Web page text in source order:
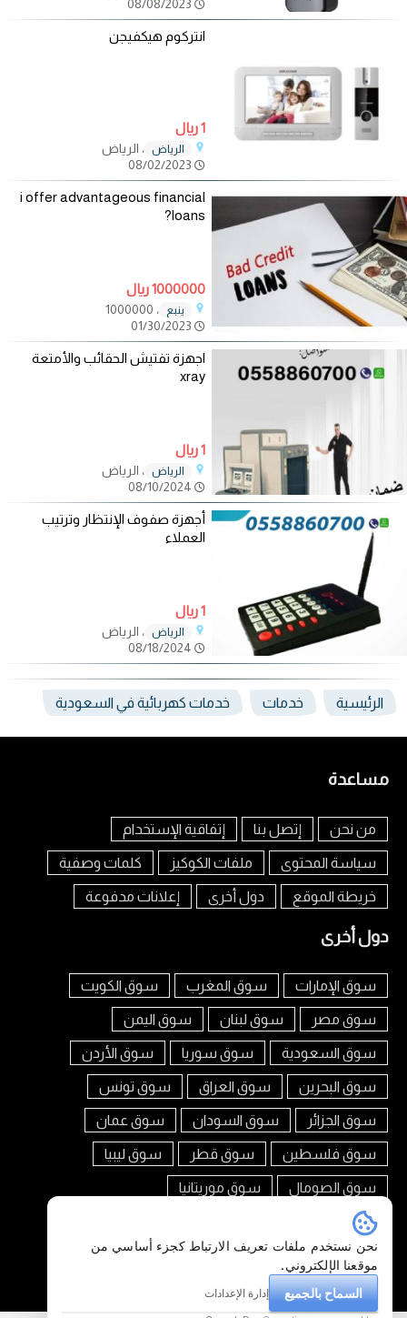
انتركوم هيكفيجن
1 ريال
الرياض ، الرياض
i offer advantageous financial
loans?
1000000 ريال
ينبع
، 1000000
اجهزة تفتيش الحقائب والأمتعة
xray
1 ريال
الرياض ، الرياض
أجهزة صفوف الإنتظار وترتيب
العملاء
1 ريال
الرياض ، الرياض
الرئيسية خدمات خدمات كهربائية في السعودية
مساعدة
من نحن إتصل بنا إتفاقية الإستخدام
سياسة المحتوى ملفات الكوكيز كلمات وصفية
خريطة الموقع دول أخرى إعلانات مدفوعة
دول أخرى
سوق الإمارات سوق المغرب سوق الكويت
سوق مصر سوق لبنان سوق اليمن
سوق السعودية سوق سوريا سوق الأردن
سوق البحرين سوق العراق سوق تونس
سوق الجزائر سوق السودان سوق عمان
سوق فلسطين سوق قطر سوق ليبيا
سوق الصومال سوق موريتانيا
تابعنا على
نحن نستخدم ملفات تعريف الارتباط كجزء أساسي من
موقعنا الإلكتروني.
السماح بالجميع
إدارة الإعدادات